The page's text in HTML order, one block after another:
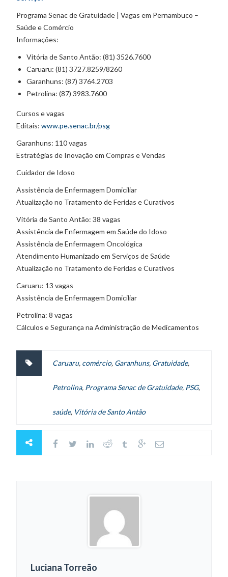
Programa Senac de Gratuidade | Vagas em Pernambuco –
Saúde e Comércio
Informações:
Vitória de Santo Antão: (81) 3526.7600
Caruaru: (81) 3727.8259/8260
Garanhuns: (87) 3764.2703
Petrolina: (87) 3983.7600
Cursos e vagas
Editais:www.pe.senac.br/psg
Garanhuns: 110 vagas
Estratégias de Inovação em Compras e Vendas
Cuidador de Idoso
Assistência de Enfermagem Domiciliar
Atualização no Tratamento de Feridas e Curativos
Vitória de Santo Antão: 38 vagas
Assistência de Enfermagem em Saúde do Idoso
Assistência de Enfermagem Oncológica
Atendimento Humanizado em Serviços de Saúde
Atualização no Tratamento de Feridas e Curativos
Caruaru: 13 vagas
Assistência de Enfermagem Domiciliar
Petrolina: 8 vagas
Cálculos e Segurança na Administração de Medicamentos
Caruaru, comércio, Garanhuns, Gratuidade,
Petrolina, Programa Senac de Gratuidade, PSG,
saúde, Vitória de Santo Antão
Luciana Torreão